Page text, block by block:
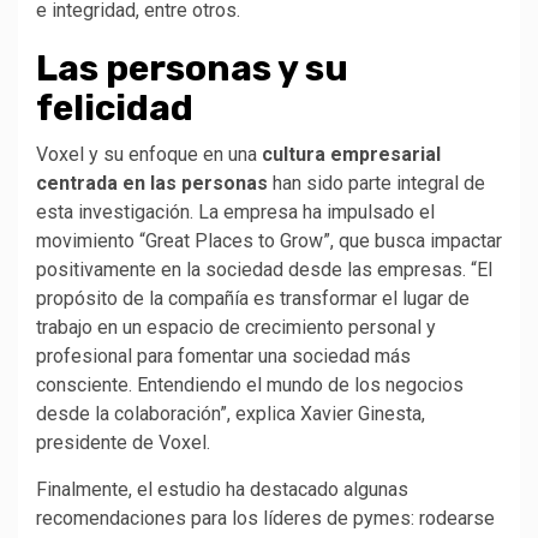
e integridad, entre otros.
Las personas y su
felicidad
Voxel y su enfoque en una cultura empresarial
centrada en las personas han sido parte integral de
esta investigación. La empresa ha impulsado el
movimiento “Great Places to Grow”, que busca impactar
positivamente en la sociedad desde las empresas. “El
propósito de la compañía es transformar el lugar de
trabajo en un espacio de crecimiento personal y
profesional para fomentar una sociedad más
consciente. Entendiendo el mundo de los negocios
desde la colaboración”, explica Xavier Ginesta,
presidente de Voxel.
Finalmente, el estudio ha destacado algunas
recomendaciones para los líderes de pymes: rodearse